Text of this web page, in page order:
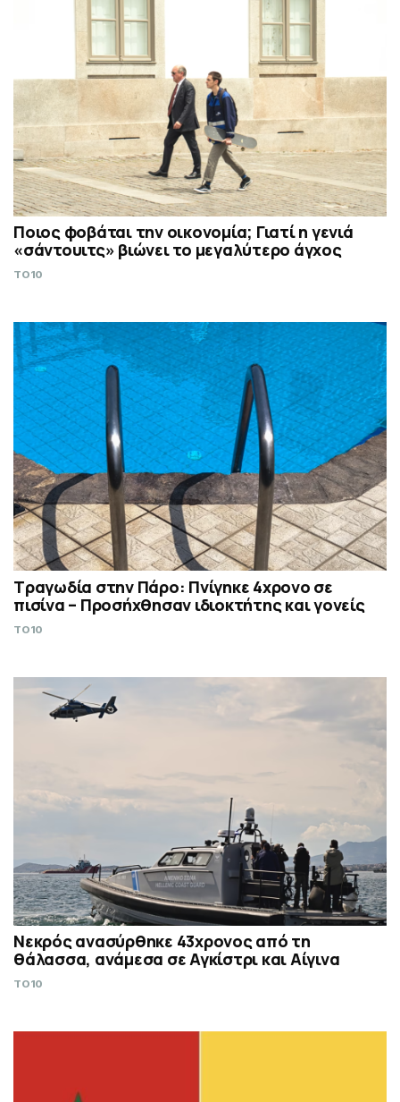
Ποιος φοβάται την οικονομία; Γιατί η γενιά
«σάντουιτς» βιώνει το μεγαλύτερο άγχος
TO10
Τραγωδία στην Πάρο: Πνίγηκε 4χρονο σε
πισίνα – Προσήχθησαν ιδιοκτήτης και γονείς
TO10
Νεκρός ανασύρθηκε 43χρονος από τη
θάλασσα, ανάμεσα σε Αγκίστρι και Αίγινα
TO10